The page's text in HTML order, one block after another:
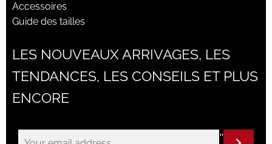
Accessoires
Guide des tailles
LES NOUVEAUX ARRIVAGES, LES
TENDANCES, LES CONSEILS ET PLUS
ENCORE
"